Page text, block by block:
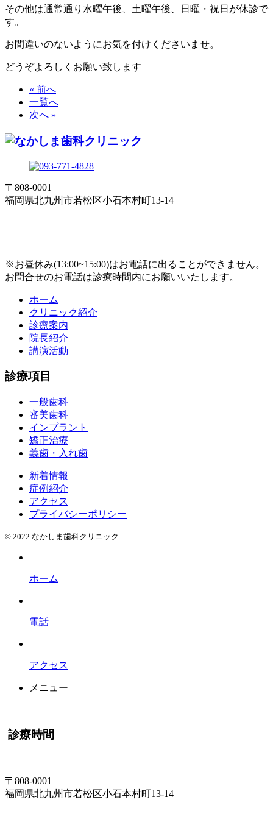
その他は通常通り水曜午後、土曜午後、日曜・祝日が休診で
す。
お間違いのないようにお気を付けくださいませ。
どうぞよろしくお願い致します
« 前へ
一覧へ
次へ »
〒808-0001
福岡県北九州市若松区小石本村町13-14
※お昼休み(13:00~15:00)はお電話に出ることができません。
お問合せのお電話は診療時間内にお願いいたします。
ホーム
クリニック紹介
診療案内
院長紹介
講演活動
診療項目
一般歯科
審美歯科
インプラント
矯正治療
義歯・入れ歯
新着情報
症例紹介
アクセス
プライバシーポリシー
© 2022 なかしま歯科クリニック.
ホーム
電話
アクセス
メニュー
診療時間
〒808-0001
福岡県北九州市若松区小石本村町13-14